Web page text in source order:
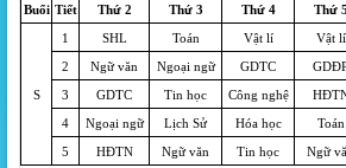
Buổi Tiết Thứ 2 Thứ 3 Thứ 4 Thứ 5
S
1 SHL Toán Vật lí Vật lí
2
Ngữ văn Ngoại ngữ GDTC
3
GDTC Tin học Công nghệ
4
Ngoại ngữ Lịch Sử Hóa học Toán
5
HĐTN Ngữ văn Tin học Ngữ